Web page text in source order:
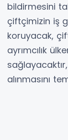
bildirmesini
çiftçimizin iş
koruyacak,
ayrımcılık
alınmasını